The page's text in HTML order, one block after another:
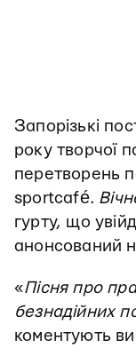
Запорізькі
року творчої
перетворень
sportcafé.
гурту, що
анонсований
«Пісня про
безнадійних
коментують